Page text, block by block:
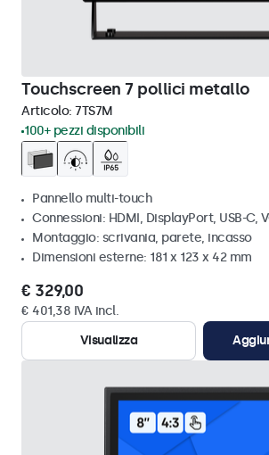
Touchscreen 7 pollici metallo
Articolo: 7TS7M
100+ pezzi disponibili
Pannello multi-touch
Connessioni: HDMI, DisplayPort, USB-C,
Montaggio: scrivania, parete, incasso
Dimensioni esterne: 181 x 123 x 42 mm
€ 329,00
€ 401,38 IVA incl.
Visualizza